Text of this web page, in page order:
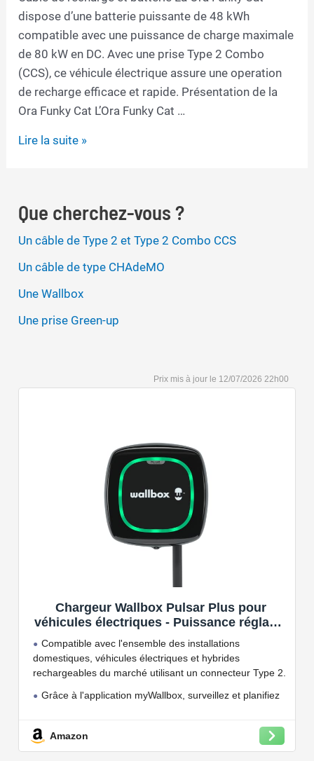
dispose d’une batterie puissante de 48 kWh
compatible avec une puissance de charge maximale
de 80 kW en DC. Avec une prise Type 2 Combo
(CCS), ce véhicule électrique assure une operation
de recharge efficace et rapide. Présentation de la
Ora Funky Cat L’Ora Funky Cat …
Câble
Ora
Funky
Lire la suite »
Que cherchez-vous ?
Un câble de Type 2 et Type 2 Combo CCS
Un câble de type CHAdeMO
Une Wallbox
Une prise Green-up
12/07/2026 22h00
Chargeur Wallbox Pulsar Plus pour
véhicules électriques - Puissance réglable
jusqu'à 7.4 KW, câble de Charge Type 2,
Wi-FI et Bluetooth, OCPP
Compatible avec l'ensemble des installations
domestiques, véhicules électriques et hybrides
rechargeables du marché utilisant un connecteur Type 2.
Grâce à l'application myWallbox, surveillez et planifiez
Convient à une installation à l'intérieur et à l'extérieur,
Amazon